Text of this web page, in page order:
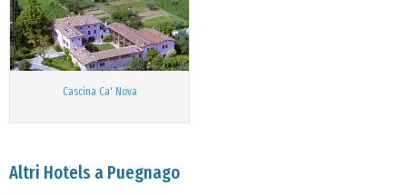
Cascina Ca' Nova
Altri Hotels a Puegnago